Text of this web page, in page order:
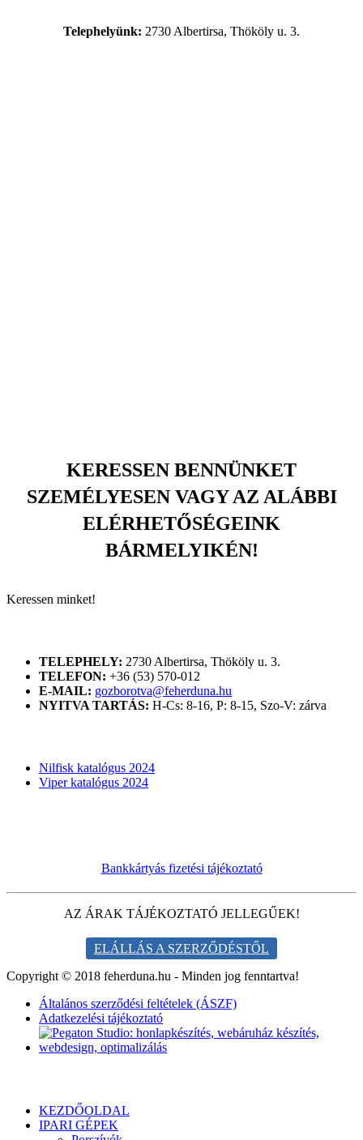
Telephelyünk: 2730 Albertirsa, Thököly u. 3.
KERESSEN BENNÜNKET
SZEMÉLYESEN VAGY AZ ALÁBBI
ELÉRHETŐSÉGEINK
BÁRMELYIKÉN!
Keressen minket!
TELEPHELY: 2730 Albertirsa, Thököly u. 3.
TELEFON: +36 (53) 570-012
E-MAIL: gozborotva@feherduna.hu
NYITVA TARTÁS: H-Cs: 8-16, P: 8-15, Szo-V: zárva
Nilfisk katalógus 2024
Viper katalógus 2024
Bankkártyás fizetési tájékoztató
AZ ÁRAK TÁJÉKOZTATÓ JELLEGŰEK!
ELÁLLÁS A SZERZŐDÉSTŐL
Copyright © 2018 feherduna.hu - Minden jog fenntartva!
Általános szerződési feltételek (ÁSZF)
Adatkezelési tájékoztató
KEZDŐOLDAL
IPARI GÉPEK